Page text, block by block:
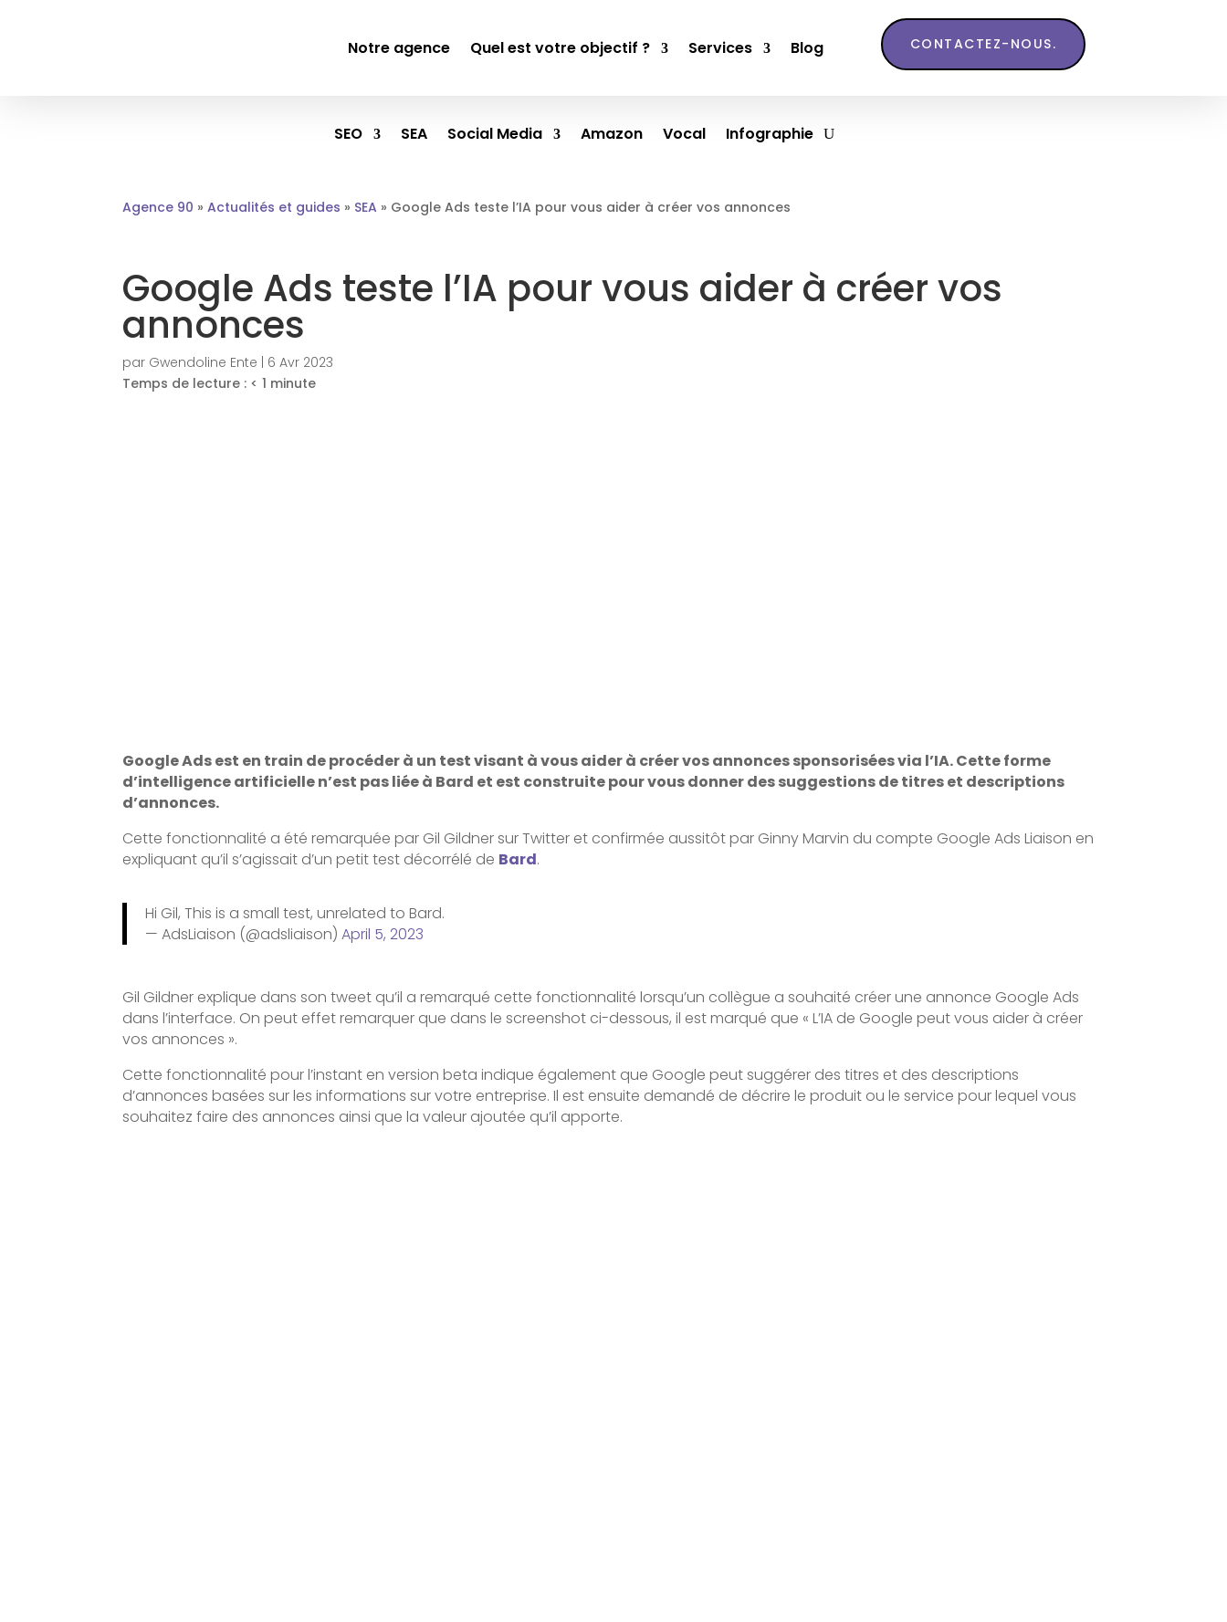
Notre agence Quel est votre objectif ? Services Blog CONTACTEZ-NOUS.
SEO SEA Social Media Amazon Vocal Infographie
Agence 90 »Actualités et guides » SEA » Google Ads teste l’IA pour vous aider à créer vos annonces
Google Ads teste l’IA pour vous aider à créer vos
annonces
par Gwendoline Ente | 6 Avr 2023
Temps de lecture : < 1 minute
Google Ads est en train de procéder à un test visant à vous aider à créer vos annonces sponsorisées via l’IA. Cette forme
d’intelligence artificielle n’est pas liée à Bard et est construite pour vous donner des suggestions de titres et descriptions
d’annonces.
Cette fonctionnalité a été remarquée par Gil Gildner sur Twitter et confirmée aussitôt par Ginny Marvin du compte Google Ads Liaison en
expliquant qu’il s’agissait d’un petit test décorrélé de Bard.
Hi Gil, This is a small test, unrelated to Bard.
— AdsLiaison (@adsliaison)April 5, 2023
Gil Gildner explique dans son tweet qu’il a remarqué cette fonctionnalité lorsqu’un collègue a souhaité créer une annonce Google Ads
dans l’interface. On peut effet remarquer que dans le screenshot ci-dessous, il est marqué que « L’IA de Google peut vous aider à créer
vos annonces ».
Cette fonctionnalité pour l’instant en version beta indique également que Google peut suggérer des titres et des descriptions
d’annonces basées sur les informations sur votre entreprise. Il est ensuite demandé de décrire le produit ou le service pour lequel vous
souhaitez faire des annonces ainsi que la valeur ajoutée qu’il apporte.